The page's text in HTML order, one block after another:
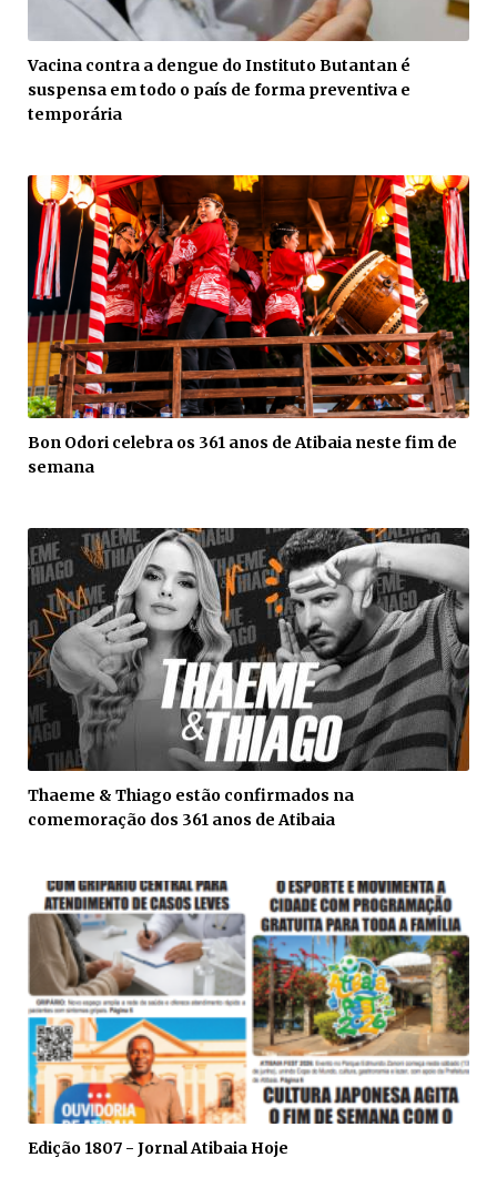
Vacina contra a dengue do Instituto Butantan é
suspensa em todo o país de forma preventiva e
temporária
Bon Odori celebra os 361 anos de Atibaia neste fim de
semana
Thaeme & Thiago estão confirmados na
comemoração dos 361 anos de Atibaia
Edição 1807 - Jornal Atibaia Hoje